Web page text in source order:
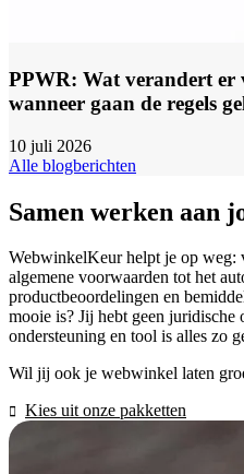
PPWR: Wat verandert er
wanneer gaan de regels
10 juli 2026
Alle blogberichten
Samen werken aan
WebwinkelKeur helpt je op weg:
algemene voorwaarden tot het
productbeoordelingen en
mooie is? Jij hebt geen
ondersteuning en tool is alles zo
Wil jij ook je webwinkel laten
Kies uit onze pakketten